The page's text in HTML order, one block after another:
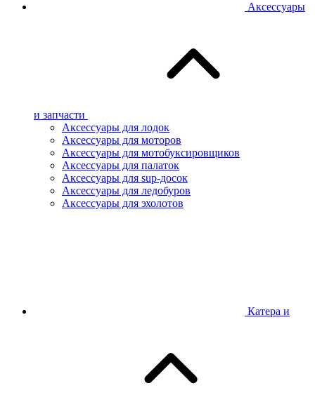
Аксессуары
и запчасти
Аксессуары для лодок
Аксессуары для моторов
Аксессуары для мотобуксировщиков
Аксессуары для палаток
Аксессуары для sup-досок
Аксессуары для ледобуров
Аксессуары для эхолотов
Катера и